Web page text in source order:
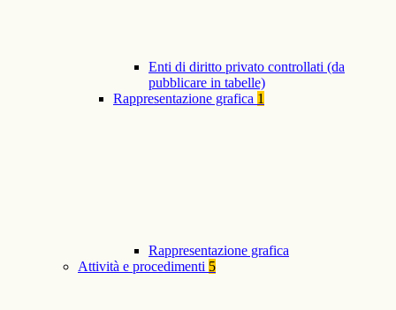
Enti di diritto privato controllati (da
pubblicare in tabelle)
Rappresentazione grafica 1
Rappresentazione grafica
Attività e procedimenti 5